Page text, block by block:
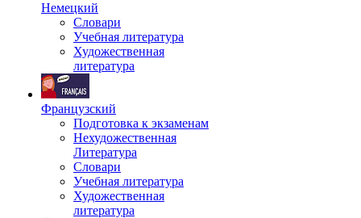
Немецкий
Словари
Учебная литература
Художественная
литература
Французский
Подготовка к экзаменам
Нехудожественная
Литература
Словари
Учебная литература
Художественная
литература